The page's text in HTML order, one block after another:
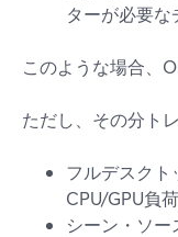
ターが必要
このような場合、
ただし、その分ト
フルデスクト
CPU/GPU負
シーン・ソー